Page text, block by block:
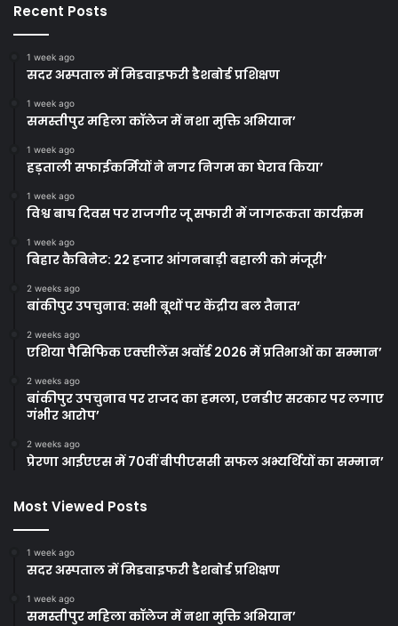
Recent Posts
1 week ago
सदर अस्पताल में मिडवाइफरी डैशबोर्ड प्रशिक्षण
1 week ago
समस्तीपुर महिला कॉलेज में नशा मुक्ति अभियान’
1 week ago
हड़ताली सफाईकर्मियों ने नगर निगम का घेराव किया’
1 week ago
विश्व बाघ दिवस पर राजगीर जू सफारी में जागरूकता कार्यक्रम
1 week ago
बिहार कैबिनेट: 22 हजार आंगनबाड़ी बहाली को मंजूरी’
2 weeks ago
बांकीपुर उपचुनाव: सभी बूथों पर केंद्रीय बल तैनात’
2 weeks ago
एशिया पैसिफिक एक्सीलेंस अवॉर्ड 2026 में प्रतिभाओं का सम्मान’
2 weeks ago
बांकीपुर उपचुनाव पर राजद का हमला, एनडीए सरकार पर लगाए
गंभीर आरोप’
2 weeks ago
प्रेरणा आईएएस में 70वीं बीपीएससी सफल अभ्यर्थियों का सम्मान’
Most Viewed Posts
1 week ago
सदर अस्पताल में मिडवाइफरी डैशबोर्ड प्रशिक्षण
1 week ago
समस्तीपुर महिला कॉलेज में नशा मुक्ति अभियान’